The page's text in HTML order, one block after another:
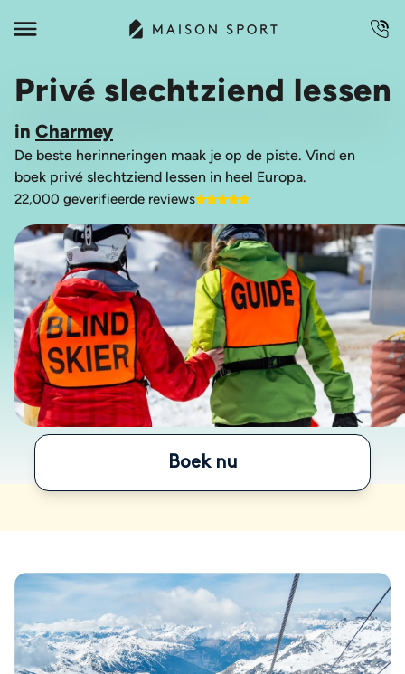
Privé slechtziend lessen
in Charmey
De beste herinneringen maak je op de piste. Vind en
boek privé slechtziend lessen in heel Europa.
22,000 geverifieerde reviews
Boek nu